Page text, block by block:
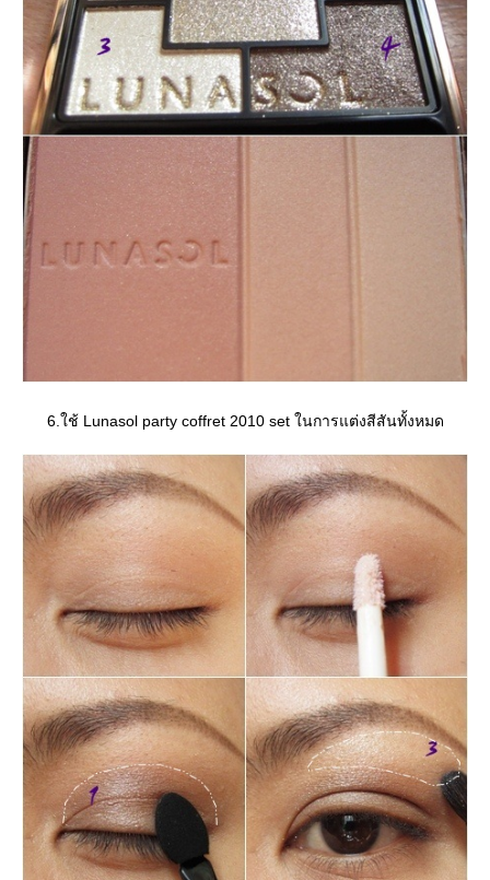
6.ใช้ Lunasol party coffret 2010 set ในการแต่งสีสันทั้งหมด